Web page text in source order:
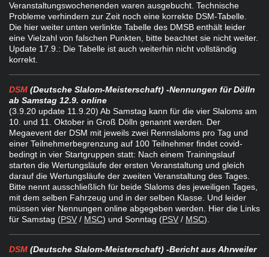
Veranstaltungswochenenden waren ausgebucht. Technische
Probleme verhindern zur Zeit noch eine korrekte DSM-Tabelle.
Die hier weiter unten verlinkte Tabelle des DMSB enthält leider
eine Vielzahl von falschen Punkten, bitte beachtet sie nicht weiter.
Update 17.9.: Die Tabelle ist auch weiterhin nicht vollständig
korrekt.
DSM (Deutsche Slalom-Meisterschaft) -Nennungen für Dölln
ab Samstag 12.9. online
(3.9.20 update 11.9.20) Ab Samstag kann für die vier Slaloms am
10. und 11. Oktober in Groß Dölln genannt werden. Der
Megaevent der DSM mit jeweils zwei Rennslaloms pro Tag und
einer Teilnehmerbegrenzung auf 100 Teilnehmer findet covid-
bedingt in vier Startgruppen statt: Nach einem Trainingslauf
starten die Wertungsläufe der ersten Veranstaltung und gleich
darauf die Wertungsläufe der zweiten Veranstaltung des Tages.
Bitte nennt ausschließlich für beide Slaloms des jeweiligen Tages,
mit dem selben Fahrzeug und in der selben Klasse. Und leider
müssen vier Nennungen online abgegeben werden. Hier die Links
für Samstag (PSV / MSC) und Sonntag (PSV / MSC).
DSM (Deutsche Slalom-Meisterschaft) -Bericht aus Ahrweiler